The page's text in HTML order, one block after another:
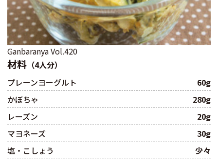
Ganbaranya Vol.420
材料 （4人分）
プレーンヨーグルト
60g
かぼちゃ
280g
レーズン
20g
マヨネーズ
30g
塩・こしょう
少々